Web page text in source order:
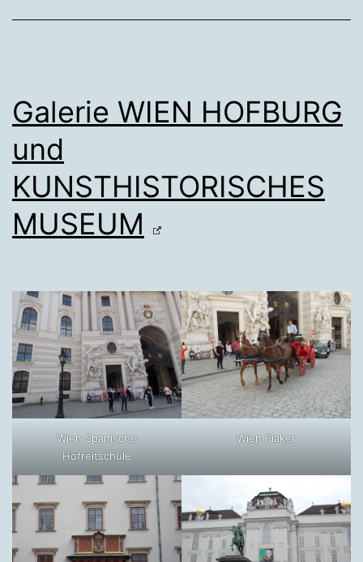
Galerie WIEN HOFBURG
und
KUNSTHISTORISCHES
MUSEUM
Wien Spanische
Hofreitschule
Wien Fiaker